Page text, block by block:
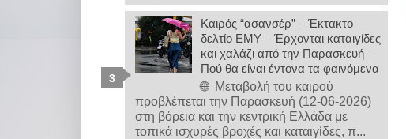
Καιρός “ασανσέρ” – Έκτακτο
δελτίο ΕΜΥ – Έρχονται καταιγίδες
και χαλάζι από την Παρασκευή –
Πού θα είναι έντονα τα φαινόμενα
🌐 Μεταβολή του καιρού
προβλέπεται την Παρασκευή (12-06-2026)
στη βόρεια και την κεντρική Ελλάδα με
τοπικά ισχυρές βροχές και καταιγίδες, π...